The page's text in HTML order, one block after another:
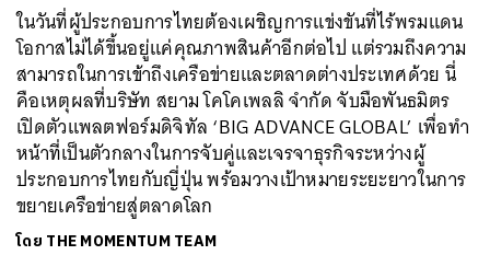
ในวันที่ผู้ประกอบการไทยต้องเผชิญการแข่งขันที่ไร้พรมแดน
โอกาสไม่ได้ขึ้นอยู่แค่คุณภาพสินค้าอีกต่อไป แต่รวมถึงความ
สามารถในการเข้าถึงเครือข่ายและตลาดต่างประเทศด้วย นี่
คือเหตุผลที่บริษัท สยาม โคโคเพลลิ จำกัด จับมือพันธมิตร
เปิดตัวแพลตฟอร์มดิจิทัล ‘BIG ADVANCE GLOBAL’ เพื่อทำ
หน้าที่เป็นตัวกลางในการจับคู่และเจรจาธุรกิจระหว่างผู้
ประกอบการไทยกับญี่ปุ่น พร้อมวางเป้าหมายระยะยาวในการ
ขยายเครือข่ายสู่ตลาดโลก
โดย THE MOMENTUM TEAM